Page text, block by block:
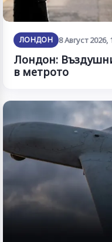
ЛОНДОН 8 Август 2026,
Лондон:
в метрото